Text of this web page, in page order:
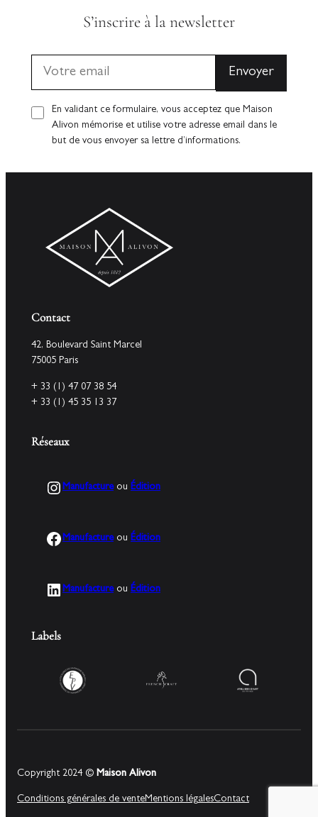
S’inscrire à la newsletter
En validant ce formulaire, vous acceptez que Maison
Alivon mémorise et utilise votre adresse email dans le
but de vous envoyer sa lettre d’informations.
Contact
42, Boulevard Saint Marcel
75005 Paris
+ 33 (1) 47 07 38 54
+ 33 (1) 45 35 13 37
Réseaux
Instagram
Manufactureou Édition
Facebook
Manufactureou Édition
LinkedIn
Manufactureou Édition
Labels
Copyright 2024 © Maison Alivon
Conditions générales de venteMentions légalesContact